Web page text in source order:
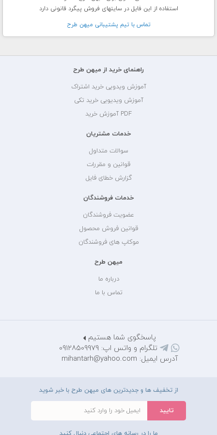
استفاده از این فایل در سایتهای فروش پیگرد قانونی دارد
تماس با تيم پشتيبانی ميهن طرح
راهنمای خرید از میهن طرح
آموزش ویدویی خرید اشتراک
آموزش ویدیویی خرید تکی
PDF آموزش خرید
خدمات مشتریان
سوالات متداول
قوانین و مقررات
گزارش خطای فایل
خدمات فروشندگان
عضویت فروشندگان
قوانین فروش محصول
موکاپ های فروشندگان
میهن طرح
درباره ما
تماس با ما
پاسخگوی شما هستیم
تلگرام و واتس اپ: 09128509979
آدرس ایمیل: mihantarh@yahoo.com
از تخفیف ها و جدیدترین های میهن طرح با خبر شوید